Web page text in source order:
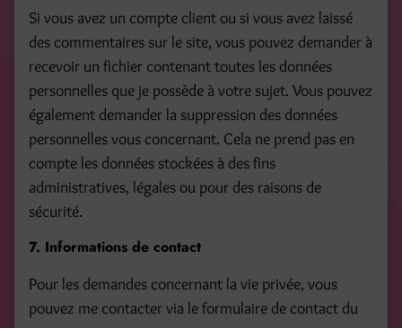
Si vous avez un compte client ou si vous avez laissé
des commentaires sur le site, vous pouvez demander à
recevoir un fichier contenant toutes les données
personnelles que je possède à votre sujet. Vous pouvez
également demander la suppression des données
personnelles vous concernant. Cela ne prend pas en
compte les données stockées à des fins
administratives, légales ou pour des raisons de
sécurité.
7. Informations de contact
Pour les demandes concernant la vie privée, vous
pouvez me contacter via le formulaire de contact du